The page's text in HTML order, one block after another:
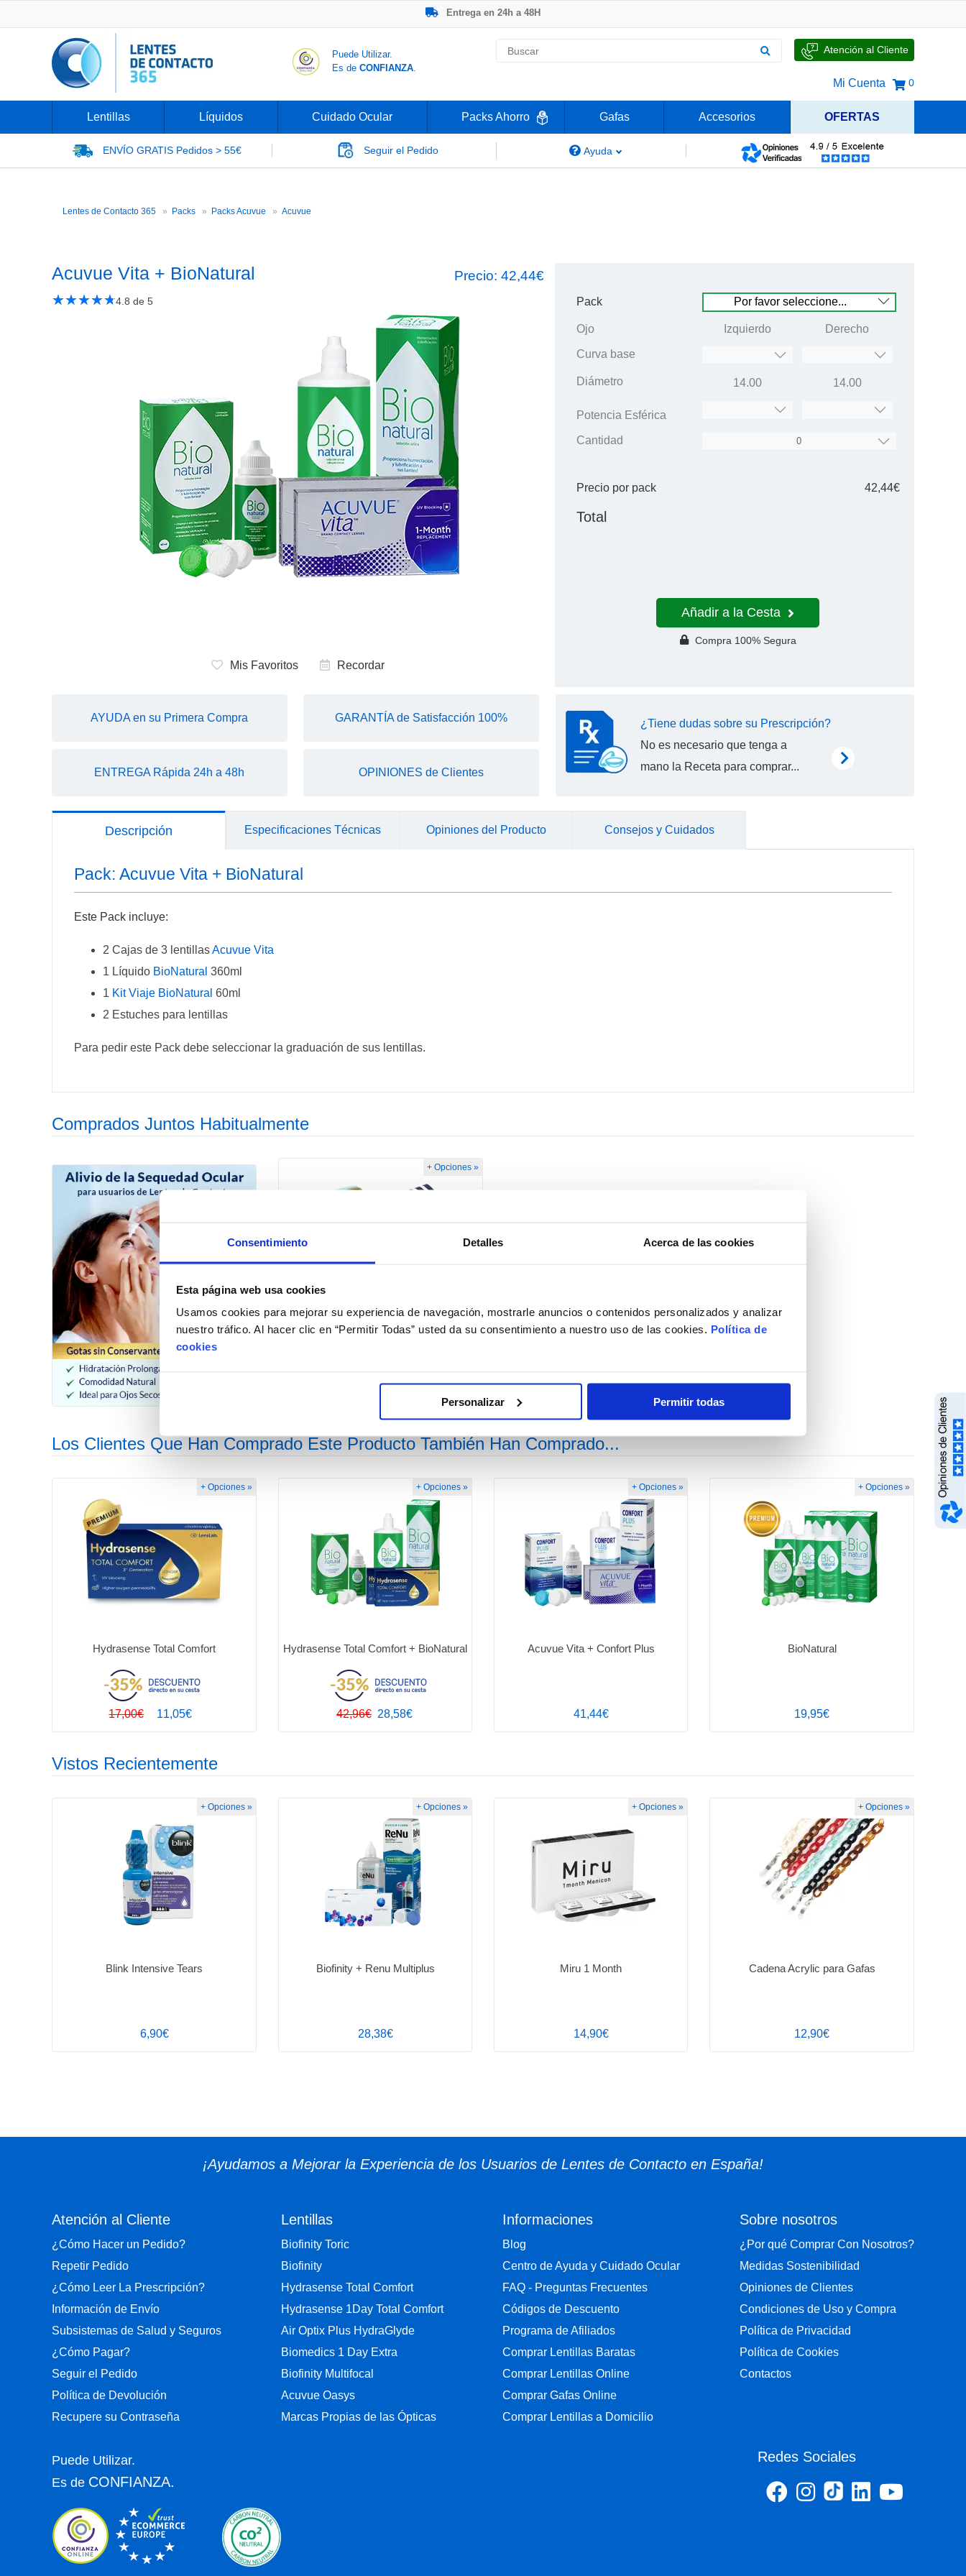
Consentimiento Detalles Acerca de las cookies
Esta página web usa cookies
Usamos cookies para mejorar su experiencia de navegación, mostrarle anuncios o contenidos personalizados y analizar
nuestro tráfico. Al hacer clic en “Permitir Todas” usted da su consentimiento a nuestro uso de las cookies. Política de
cookies
Personalizar Permitir todas
Entrega en 24h a 48H
Nº1 en Opinión de los Clientes
Puede Utilizar.
Es de CONFIANZA.
Atención al Cliente
Mi Cuenta 0
Lentillas Líquidos Cuidado Ocular Packs Ahorro Gafas Accesorios OFERTAS
ENVÍO GRATIS Pedidos > 55€ Seguir el Pedido Ayuda
Lentes de Contacto 365 Packs Packs Acuvue Acuvue
Acuvue Vita + BioNatural
★★★★★
☆☆☆☆☆4.8 de 5
Precio: 42,44€
Mis Favoritos Recordar
Pack
Ojo Izquierdo Derecho
Curva base
Diámetro 14.00 14.00
Potencia Esférica
Cantidad
Precio por pack 42,44€
Total
Añadir a la Cesta
Compra 100% Segura
AYUDA en su Primera Compra
ENTREGA Rápida 24h a 48h
GARANTÍA de Satisfacción 100%
OPINIONES de Clientes
¿Tiene dudas sobre su Prescripción?
No es necesario que tenga a
mano la Receta para comprar...
Descripción Especificaciones Técnicas Opiniones del Producto Consejos y Cuidados
Pack: Acuvue Vita + BioNatural
Este Pack incluye:
2 Cajas de 3 lentillasAcuvue Vita
1 Líquido BioNatural 360ml
1 Kit Viaje BioNatural 60ml
2 Estuches para lentillas
Para pedir este Pack debe seleccionar la graduación de sus lentillas.
Comprados Juntos Habitualmente
Estuche iGo Travel
+ Opciones »
Los Clientes Que Han Comprado Este Producto También Han Comprado...
Hydrasense Total Comfort
11,05€
17,00€
+ Opciones »
Hydrasense Total Comfort + BioNatural
28,58€
42,96€
+ Opciones »
Acuvue Vita + Confort Plus
41,44€
+ Opciones »
BioNatural
19,95€
+ Opciones »
Vistos Recientemente
Blink Intensive Tears
6,90€
+ Opciones »
Biofinity + Renu Multiplus
28,38€
+ Opciones »
Miru 1 Month
14,90€
+ Opciones »
Cadena Acrylic para Gafas
12,90€
+ Opciones »
¡Ayudamos a Mejorar la Experiencia de los Usuarios de Lentes de Contacto en España!
Atención al Cliente
¿Cómo Hacer un Pedido?
Repetir Pedido
¿Cómo Leer La Prescripción?
Información de Envío
Subsistemas de Salud y Seguros
¿Cómo Pagar?
Seguir el Pedido
Política de Devolución
Recupere su Contraseña
Lentillas
Biofinity Toric
Biofinity
Hydrasense Total Comfort
Hydrasense 1Day Total Comfort
Air Optix Plus HydraGlyde
Biomedics 1 Day Extra
Biofinity Multifocal
Acuvue Oasys
Marcas Propias de las Ópticas
Informaciones
Blog
Centro de Ayuda y Cuidado Ocular
FAQ - Preguntas Frecuentes
Códigos de Descuento
Programa de Afiliados
Comprar Lentillas Baratas
Comprar Lentillas Online
Comprar Gafas Online
Comprar Lentillas a Domicilio
Sobre nosotros
¿Por qué Comprar Con Nosotros?
Medidas Sostenibilidad
Opiniones de Clientes
Condiciones de Uso y Compra
Política de Privacidad
Política de Cookies
Contactos
Puede Utilizar.
Es de CONFIANZA.
Redes Sociales